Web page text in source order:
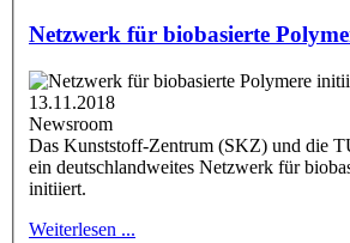
Netzwerk für biobasierte
13.11.2018
Newsroom
Das Kunststoff-Zentrum (SKZ) und die
ein deutschlandweites Netzwerk für
initiiert.
Weiterlesen ...